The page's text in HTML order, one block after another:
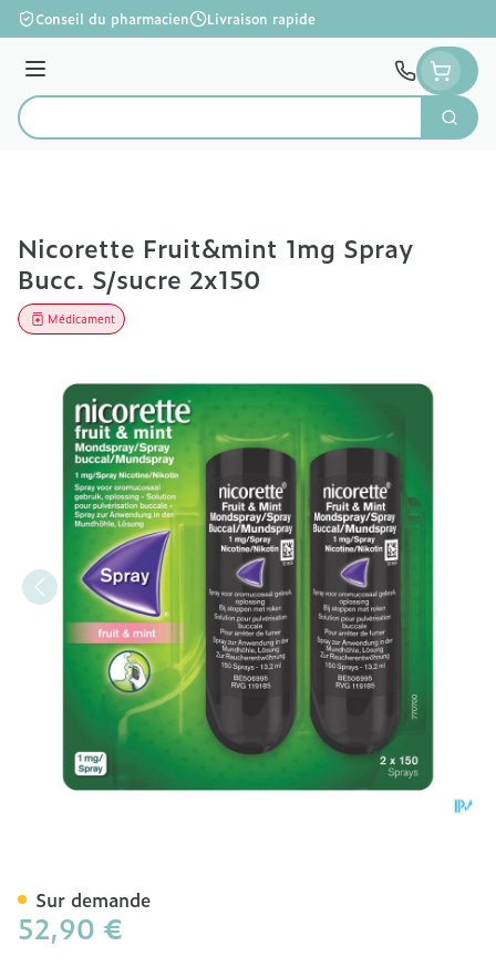
Aller au contenu
Conseil du pharmacien Livraison rapide
Menu
Rechercher
Nicorette Fruit&mint 1mg Spray
Bucc. S/sucre 2x150
Médicament
52,90 €
Sur demande